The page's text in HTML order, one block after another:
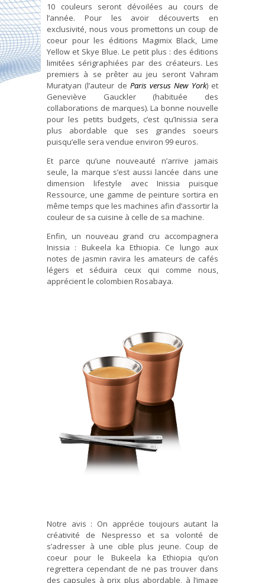
10 couleurs seront dévoilées au cours de
l’année. Pour les avoir découverts en
exclusivité, nous vous promettons un coup de
coeur pour les éditions Magimix Black, Lime
Yellow et Skye Blue. Le petit plus : des éditions
limitées sérigraphiées par des créateurs. Les
premiers à se prêter au jeu seront Vahram
Muratyan (l’auteur de Paris versus New York) et
Geneviève Gauckler (habituée des
collaborations de marques). La bonne nouvelle
pour les petits budgets, c’est qu’Inissia sera
plus abordable que ses grandes soeurs
puisqu’elle sera vendue environ 99 euros.
Et parce qu’une nouveauté n’arrive jamais
seule, la marque s’est aussi lancée dans une
dimension lifestyle avec Inissia puisque
Ressource, une gamme de peinture sortira en
même temps que les machines afin d’assortir la
couleur de sa cuisine à celle de sa machine.
Enfin, un nouveau grand cru accompagnera
Inissia : Bukeela ka Ethiopia. Ce lungo aux
notes de jasmin ravira les amateurs de cafés
légers et séduira ceux qui comme nous,
apprécient le colombien Rosabaya.
Notre avis : On apprécie toujours autant la
créativité de Nespresso et sa volonté de
s’adresser à une cible plus jeune. Coup de
coeur pour le Bukeela ka Ethiopia qu’on
regrettera cependant de ne pas trouver dans
des capsules à prix plus abordable, à l’image